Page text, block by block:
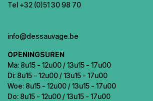
Tel +32 (0)51 30 98 70
info@dessauvage.be
OPENINGSUREN
Ma: 8u15 - 12u00 / 13u15 - 17u00
Di: 8u15 - 12u00 / 13u15 - 17u00
Woe: 8u15 - 12u00 / 13u15 - 17u00
Do: 8u15 - 12u00 / 13u15 - 17u00